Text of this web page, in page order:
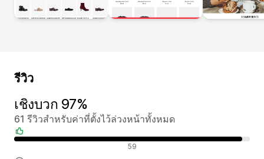
รีวิว
เชิงบวก 97%
61 รีวิวสำหรับค่าที่ตั้งไว้ล่วงหน้าทั้งหมด
รีวิวเชิงบวก 59